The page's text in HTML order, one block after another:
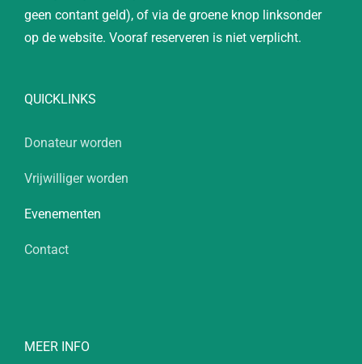
geen contant geld), of via de groene knop linksonder
op de website. Vooraf reserveren is niet verplicht.
QUICKLINKS
Donateur worden
Vrijwilliger worden
Evenementen
Contact
MEER INFO